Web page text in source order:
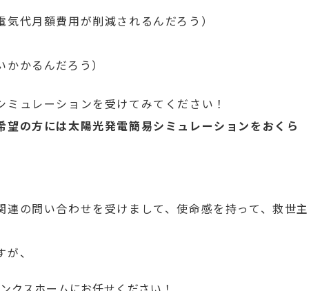
気代月額費用が削減されるんだろう）
かるんだろう）
ュレーションを受けてみてください！
の方には太陽光発電簡易シミュレーションをおくら
の問い合わせを受けまして、使命感を持って、救世主
、